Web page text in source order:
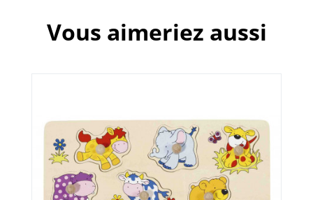
Vous aimeriez aussi